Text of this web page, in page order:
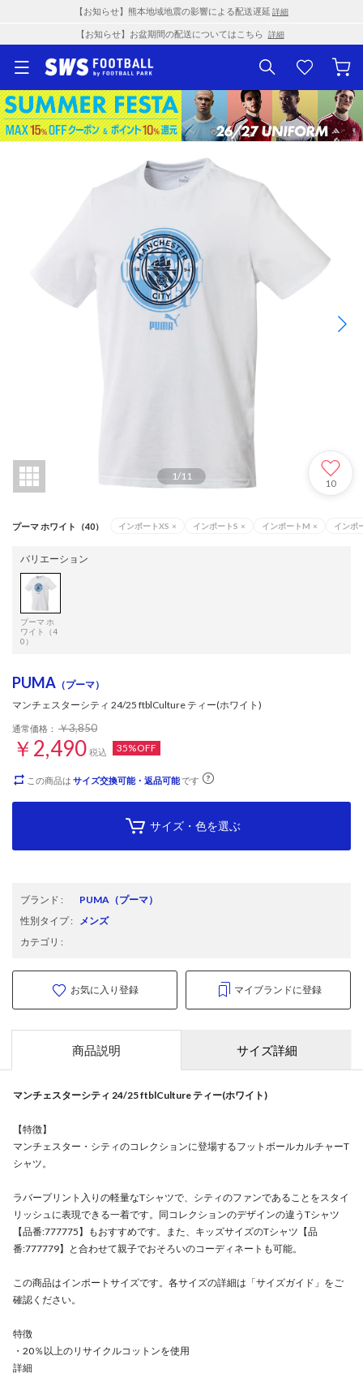
【お知らせ】熊本地域地震の影響による配送遅延 詳細
【お知らせ】お盆期間の配送についてはこちら 詳細
1/11
10
プーマ ホワイト（40） インポートXS × インポートS × インポートM × インポ
バリエーション
プーマ ホ
ワイト（4
0）
PUMA （プーマ）
マンチェスターシティ 24/25 ftblCulture ティー(ホワイト)
通常価格： ￥3,850
￥2,490 税込 35%OFF
この商品は サイズ交換可能・返品可能です
サイズ・色を選ぶ
ブランド : PUMA （プーマ）
性別タイプ: メンズ
カテゴリ :
お気に入り登録 マイブランドに登録
商品説明 サイズ詳細
マンチェスターシティ 24/25 ftblCulture ティー(ホワイト)
【特徴】
マンチェスター・シティのコレクションに登場するフットボールカルチャーT
シャツ。
ラバープリント入りの軽量なTシャツで、シティのファンであることをスタイ
リッシュに表現できる一着です。同コレクションのデザインの違うTシャツ
【品番:777775】もおすすめです。また、キッズサイズのTシャツ【品
番:777779】と合わせて親子でおそろいのコーディネートも可能。
この商品はインポートサイズです。各サイズの詳細は「サイズガイド」をご
確認ください。
特徴
・20％以上のリサイクルコットンを使用
詳細